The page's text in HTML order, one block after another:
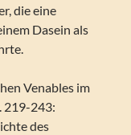
die eine
Dasein als
Venables im
219-243:
des